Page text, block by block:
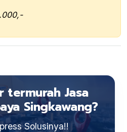
termurah Jasa
Singkawang?
Solusinya!!